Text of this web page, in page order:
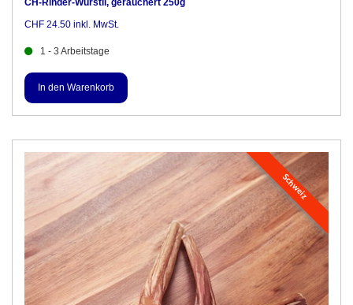
CHF 24.50 inkl. MwSt.
1 - 3 Arbeitstage
Schweiz